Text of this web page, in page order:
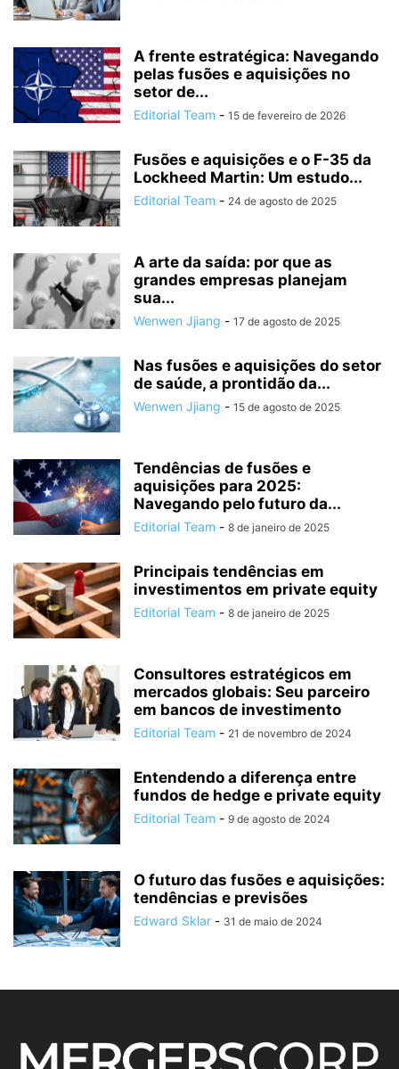
A frente estratégica: Navegando
pelas fusões e aquisições no
setor de...
Editorial Team - 15 de fevereiro de 2026
Fusões e aquisições e o F-35 da
Lockheed Martin: Um estudo...
Editorial Team - 24 de agosto de 2025
A arte da saída: por que as
grandes empresas planejam
sua...
Wenwen Jjiang - 17 de agosto de 2025
Nas fusões e aquisições do setor
de saúde, a prontidão da...
Wenwen Jjiang - 15 de agosto de 2025
Tendências de fusões e
aquisições para 2025:
Navegando pelo futuro da...
Editorial Team - 8 de janeiro de 2025
Principais tendências em
investimentos em private equity
Editorial Team - 8 de janeiro de 2025
Consultores estratégicos em
mercados globais: Seu parceiro
em bancos de investimento
Editorial Team - 21 de novembro de 2024
Entendendo a diferença entre
fundos de hedge e private equity
Editorial Team - 9 de agosto de 2024
O futuro das fusões e aquisições:
tendências e previsões
Edward Sklar - 31 de maio de 2024